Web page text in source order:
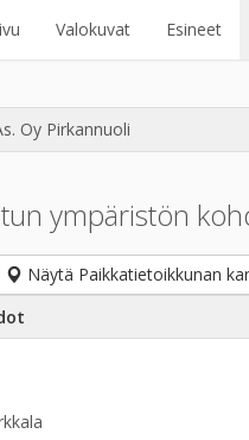
Valokuvat Esineet
Oy Pirkannuoli
ympäristön
Näytä Paikkatietoikkunan